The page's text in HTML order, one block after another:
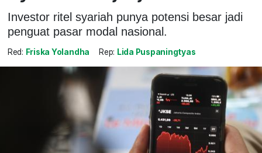
Investor ritel syariah punya potensi besar jadi
penguat pasar modal nasional.
Red: Friska Yolandha Rep: Lida Puspaningtyas